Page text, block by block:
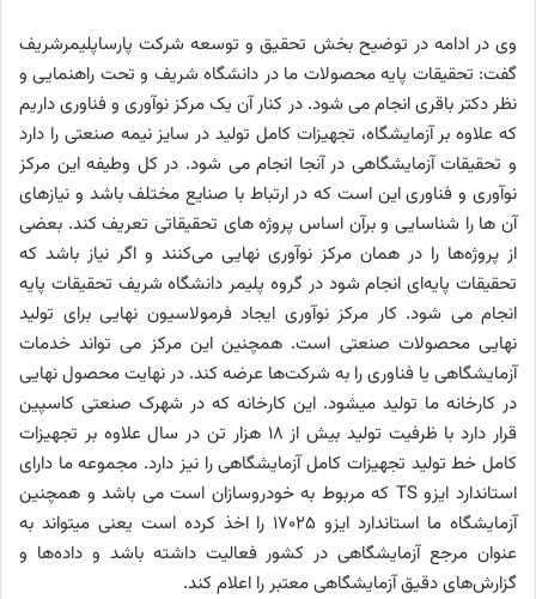
وی در ادامه در توضیح بخش تحقیق و توسعه شرکت پارساپلیمرشریف
گفت: تحقیقات پایه محصولات ما در دانشگاه شریف و تحت راهنمایی و
نظر دکتر باقری انجام می شود. در کنار آن یک مرکز نوآوری و فناوری داریم
که علاوه بر آزمایشگاه، تجهیزات کامل تولید در سایز نیمه صنعتی را دارد
و تحقیقات آزمایشگاهی در آنجا انجام می شود. در کل وطیفه این مرکز
نوآوری و فناوری این است که در ارتباط با صنایع مختلف باشد و نیازهای
آن ها را شناسایی و برآن اساس پروژه های تحقیقاتی تعریف کند. بعضی
از پروژه‌ها را در همان مرکز نوآوری نهایی می‌کنند و اگر نیاز باشد که
تحقیقات پایه‌ای انجام شود در گروه پلیمر دانشگاه شریف تحقیقات پایه
انجام می شود. کار مرکز نوآوری ایجاد فرمولاسیون نهایی برای تولید
نهایی محصولات صنعتی است. همچنین این مرکز می تواند خدمات
آزمایشگاهی یا فناوری را به شرکت‌ها عرضه کند. در نهایت محصول نهایی
در کارخانه ما تولید می­شود. این کارخانه که در شهرک صنعتی کاسپین
قرار دارد با ظرفیت تولید بیش از 18 هزار تن در سال علاوه بر تجهیزات
کامل خط تولید تجهیزات کامل آزمایشگاهی را نیز دارد. مجموعه ما دارای
استاندارد ایزوTS که مربوط به خودروسازان است می باشد و همچنین
آزمایشگاه ما استاندارد ایزو 17025
را اخذ کرده است یعنی می­تواند به
عنوان مرجع آزمایشگاهی در کشور فعالیت داشته باشد و داده‌ها و
گزارش‌های دقیق آزمایشگاهی معتبر را اعلام کند.